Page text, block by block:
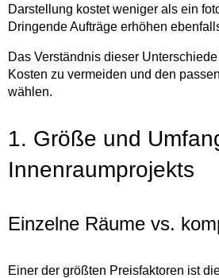
Darstellung kostet weniger als ein
Dringende Aufträge erhöhen
Das Verständnis dieser
Kosten zu vermeiden und den
wählen.
1. Größe und
Innenraumprojekts
Einzelne Räume vs.
Einer der größten Preisfaktoren ist